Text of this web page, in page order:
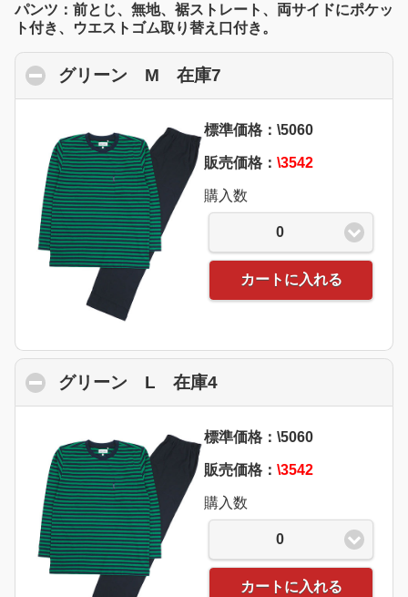
パンツ：前とじ、無地、裾ストレート、両サイドにポケッ
ト付き、ウエストゴム取り替え口付き。
グリーン M 在庫7
標準価格：\5060
販売価格： \3542
購入数
0
カートに入れる
グリーン L 在庫4click to collapse
標準価格：\5060
販売価格： \3542
購入数
0
カートに入れる